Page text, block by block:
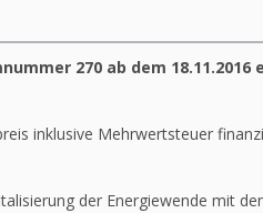
270 ab dem 18.11.2016
inklusive Mehrwertsteuer
der Energiewende mit